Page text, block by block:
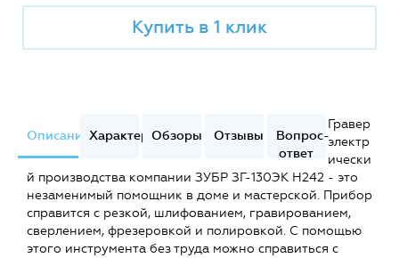
Купить в 1 клик
ОписаниеХарактеристики
Обзоры Отзывы
Вопрос-
ответ
Гравер
электр
ически
й производства компании ЗУБР ЗГ-130ЭК H242 - это
незаменимый помощник в доме и мастерской. Прибор
справится с резкой, шлифованием, гравированием,
сверлением, фрезеровкой и полировкой. С помощью
этого инструмента без труда можно справиться с